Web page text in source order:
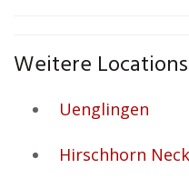
Weitere
Uenglingen
Hirschhorn